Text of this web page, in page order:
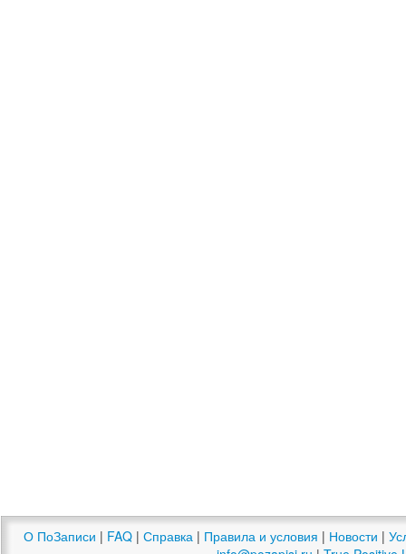
О ПоЗаписи | FAQ | Справка | Правила и условия | Новости |